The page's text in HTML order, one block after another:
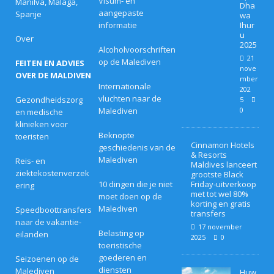
Spanje
Over
FEITEN EN ADVIES
OVER DE MALDIVEN
Gezondheidszorg
en medische
klinieken voor
toeristen
Reis- en
ziektekostenverzek
ering
Speedboottransfers
naar de vakantie-
eilanden
Seizoenen op de
Malediven
aangepaste
informatie
Alcoholvoorschriften
op de Malediven
Internationale
vluchten naar de
Malediven
Beknopte
geschiedenis van de
Malediven
10 dingen die je niet
moet doen op de
Malediven
Belasting op
toeristische
goederen en
diensten
Dha
wa
Ihur
u
2025
21
nove
mber
202
5
0
Cinnamon Hotels
& Resorts
Maldives lanceert
grootste Black
Friday-uitverkoop
met tot wel 80%
korting en gratis
transfers
17 november
2025
0